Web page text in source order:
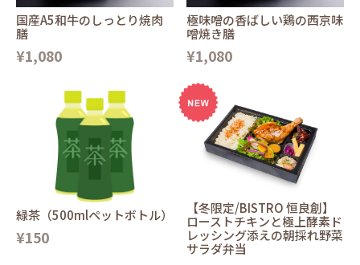
国産A5和牛のしっとり焼肉
膳
¥1,080
極味噌の香ばしい鶏の西京味
噌焼き膳
¥1,080
緑茶（500mlペットボトル）
¥150
【冬限定/BISTRO 恒良創】
ローストチキンと極上酵素ド
レッシング添えの朝採れ野菜
サラダ弁当